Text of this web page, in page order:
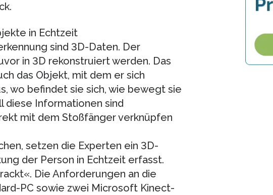
in Echtzeit
sind 3D-Daten. Der
in 3D rekonstruiert werden. Das
das Objekt, mit dem er sich
wo befindet sie sich, wie bewegt sie
diese Informationen sind
mit dem Stoßfänger verknüpfen
setzen die Experten ein 3D-
der Person in Echtzeit erfasst.
Die Anforderungen an die
PC sowie zwei Microsoft Kinect-